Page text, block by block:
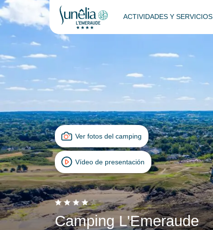
ACTIVIDADES Y SERVICIOS
Ver fotos del camping
Vídeo de presentación
Camping L'Emeraude